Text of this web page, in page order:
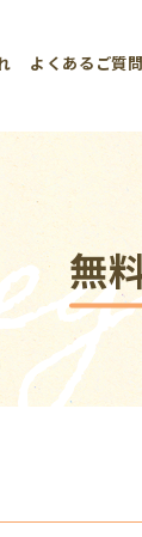
よくあるご質問
無